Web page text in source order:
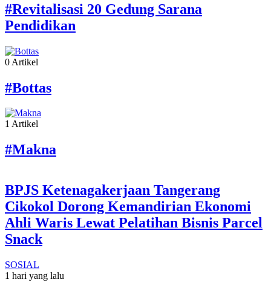
#Revitalisasi 20 Gedung Sarana
Pendidikan
0 Artikel
#Bottas
1 Artikel
#Makna
BPJS Ketenagakerjaan Tangerang
Cikokol Dorong Kemandirian Ekonomi
Ahli Waris Lewat Pelatihan Bisnis Parcel
Snack
SOSIAL
1 hari yang lalu